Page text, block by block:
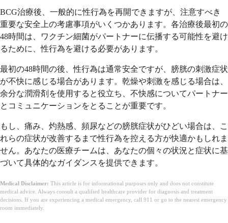
BCG治療後、一般的に性行為を再開できますが、注意すべき
重要な安全上の考慮事項がいくつかあります。各治療後最初の
48時間は、ワクチン細菌がパートナーに伝播する可能性を避け
るために、性行為を避ける必要があります。
最初の48時間の後、性行為は通常安全ですが、膀胱の刺激症状
が不快に感じる場合があります。乾燥や刺激を感じる場合は、
余分な潤滑剤を使用すると役立ち、不快感についてパートナー
とコミュニケーションをとることが重要です。
もし、痛み、灼熱感、頻尿などの膀胱症状がひどい場合は、こ
れらの症状が改善するまで性行為を控える方が快適かもしれま
せん。あなたの医療チームは、あなたの個々の状況と症状に基
づいて具体的なガイダンスを提供できます。
Medical Disclaimer: This article is for informational purposes only and does not constitute
medical advice. Always consult a qualified healthcare provider for diagnosis and treatment
decisions. If you are experiencing a medical emergency, call 911 or go to the nearest emergency
room immediately.